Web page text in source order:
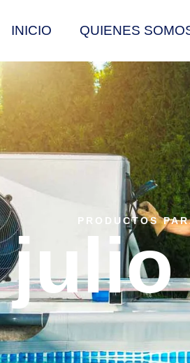
INICIO QUIENES
PRODUCTOS
julio